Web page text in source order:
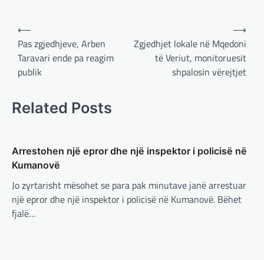
Post
navigation
⟵
Pas zgjedhjeve, Arben
Taravari ende pa reagim
publik
​Zgjedhjet lokale në Mqedoni
të Veriut, monitoruesit
shpalosin vërejtjet
⟶
Related Posts
Arrestohen një epror dhe një inspektor i policisë në
Kumanovë
Jo zyrtarisht mësohet se para pak minutave janë arrestuar
një epror dhe një inspektor i policisë në Kumanovë. Bëhet
fjalë…
BOTA MË TË FUNDIT ,RAJONI,
SPECIALE
Erdogan: Izraeli nuk do të gjejë
paqe pa themelimin e shtetit
adminadmin
është e paimagjinueshme. “Turqia e
konsideron procesin…
BOTA,FUN,LAJME, MË TË FUNDIT,MISTER,
RAJONI,SPECIALE,TECH
Konkurrenti francez i Starlink pa